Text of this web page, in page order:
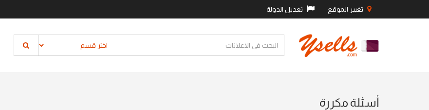
تغيير الموقع تعديل الدولة
أسئلة مكررة